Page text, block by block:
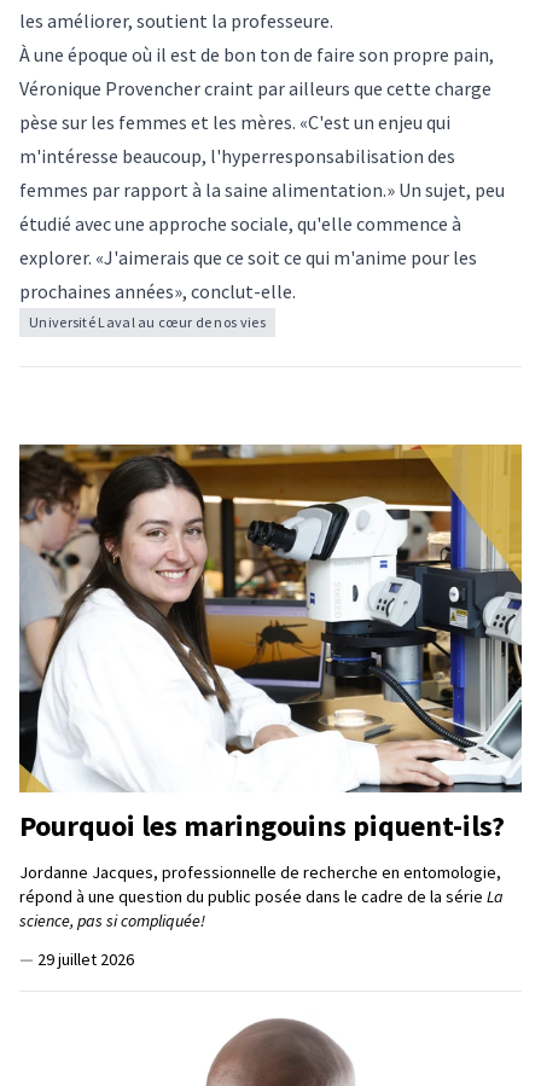
les améliorer, soutient la professeure.
À une époque où il est de bon ton de faire son propre pain,
Véronique Provencher craint par ailleurs que cette charge
pèse sur les femmes et les mères. «C'est un enjeu qui
m'intéresse beaucoup, l'hyperresponsabilisation des
femmes par rapport à la saine alimentation.» Un sujet, peu
étudié avec une approche sociale, qu'elle commence à
explorer. «J'aimerais que ce soit ce qui m'anime pour les
prochaines années», conclut-elle.
Université Laval au cœur de nos vies
Pourquoi les maringouins piquent-ils?
Jordanne Jacques, professionnelle de recherche en entomologie,
répond à une question du public posée dans le cadre de la série La
science, pas si compliquée!
— 29 juillet 2026